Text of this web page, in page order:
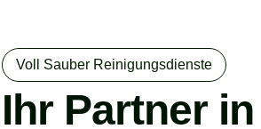
Voll Sauber Reinigungsdienste
Ihr Partner